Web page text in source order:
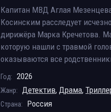
Капитан МВД Аглая
Косинским расследует
дирижёра Марка Кречетова.
которую нашли с травмой
оказываются все
Год: 2026
Жанр: Детектив, Драма,
Страна: Россия